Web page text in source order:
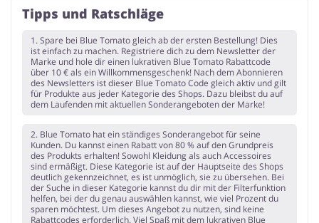
Tipps und Ratschläge
1. Spare bei Blue Tomato gleich ab der ersten Bestellung! Dies
ist einfach zu machen. Registriere dich zu dem Newsletter der
Marke und hole dir einen lukrativen Blue Tomato Rabattcode
über 10 € als ein Willkommensgeschenk! Nach dem Abonnieren
des Newsletters ist dieser Blue Tomato Code gleich aktiv und gilt
für Produkte aus jeder Kategorie des Shops. Dazu bleibst du auf
dem Laufenden mit aktuellen Sonderangeboten der Marke!
2. Blue Tomato hat ein ständiges Sonderangebot für seine
Kunden. Du kannst einen Rabatt von 80 % auf den Grundpreis
des Produkts erhalten! Sowohl Kleidung als auch Accessoires
sind ermäßigt. Diese Kategorie ist auf der Hauptseite des Shops
deutlich gekennzeichnet, es ist unmöglich, sie zu übersehen. Bei
der Suche in dieser Kategorie kannst du dir mit der Filterfunktion
helfen, bei der du genau auswählen kannst, wie viel Prozent du
sparen möchtest. Um dieses Angebot zu nutzen, sind keine
Rabattcodes erforderlich. Viel Spaß mit dem lukrativen Blue